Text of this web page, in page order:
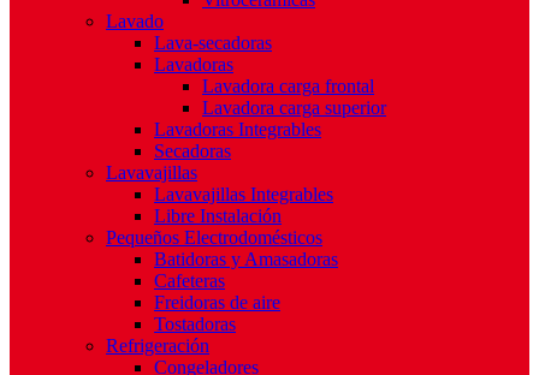
Lavado
Lava-secadoras
Lavadoras
Lavadora carga frontal
Lavadora carga superior
Lavadoras Integrables
Secadoras
Lavavajillas
Lavavajillas Integrables
Libre Instalación
Pequeños Electrodomésticos
Batidoras y Amasadoras
Cafeteras
Freidoras de aire
Tostadoras
Refrigeración
Congeladores